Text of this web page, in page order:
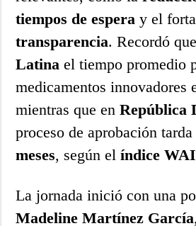
tiempos de espera y el
transparencia. Recordó
Latina el tiempo promedio
medicamentos innovadores
mientras que enRepública
proceso de aprobación
meses, según elíndice
La jornada inició con una
Madeline Martínez García